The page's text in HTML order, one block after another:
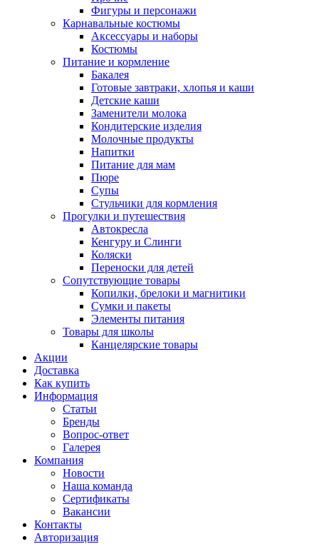
Фигуры и персонажи
Карнавальные костюмы
Аксессуары и наборы
Костюмы
Питание и кормление
Бакалея
Готовые завтраки, хлопья и каши
Детские каши
Заменители молока
Кондитерские изделия
Молочные продукты
Напитки
Питание для мам
Пюре
Супы
Стульчики для кормления
Прогулки и путешествия
Автокресла
Кенгуру и Слинги
Коляски
Переноски для детей
Сопутствующие товары
Копилки, брелоки и магнитики
Сумки и пакеты
Элементы питания
Товары для школы
Канцелярские товары
Акции
Доставка
Как купить
Информация
Статьи
Бренды
Вопрос-ответ
Галерея
Компания
Новости
Наша команда
Сертификаты
Вакансии
Контакты
Авторизация